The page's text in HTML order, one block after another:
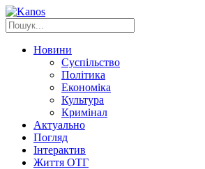
Новини
Суспільство
Політика
Економіка
Культура
Кримінал
Актуально
Погляд
Інтерактив
Життя ОТГ